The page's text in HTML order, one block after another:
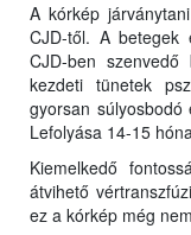
A kórkép
CJD-től. A betegek
CJD-ben
kezdeti tünetek
gyorsan súlyosbodó
Lefolyása 14-15
Kiemelkedő
átvihető
ez a kórkép még